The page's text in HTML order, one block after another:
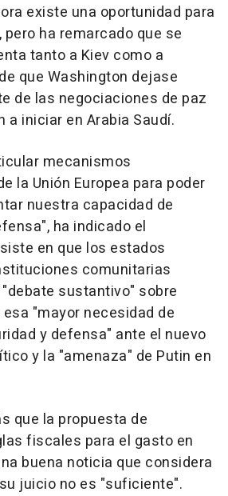
existe una oportunidad para
pero ha remarcado que se
tanto a Kiev como a
que Washington dejase
de las negociaciones de paz
a iniciar en Arabia Saudí.
mecanismos
la Unión Europea para poder
nuestra capacidad de
ha indicado el
en que los estados
comunitarias
sustantivo" sobre
"mayor necesidad de
y defensa" ante el nuevo
y la "amenaza" de Putin en
que la propuesta de
fiscales para el gasto en
buena noticia que considera
juicio no es "suficiente".